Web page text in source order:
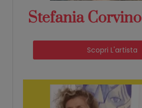
Stefania Corvino
Scopri L'artista